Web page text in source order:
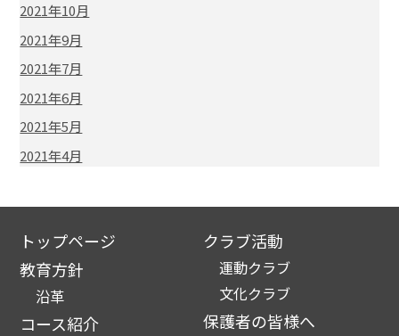
2021年10月
2021年9月
2021年7月
2021年6月
2021年5月
2021年4月
トップページ
教育方針
沿革
コース紹介
クラブ活動
運動クラブ
文化クラブ
保護者の皆様へ